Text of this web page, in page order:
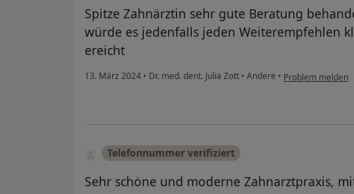
Spitze Zahnärztin sehr gute Beratung
würde es jedenfalls jeden Weiterempfehlen
ereicht
13. März 2024 • Dr. med. dent. Julia Zott • Andere • Problem melden
Telefonnummer verifiziert
Sehr schöne und moderne Zahnarztpraxis,